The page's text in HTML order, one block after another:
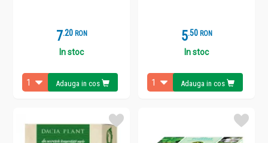
7.2 RON
In stoc
Adauga in cos
5.5 RON
In stoc
Adauga in cos